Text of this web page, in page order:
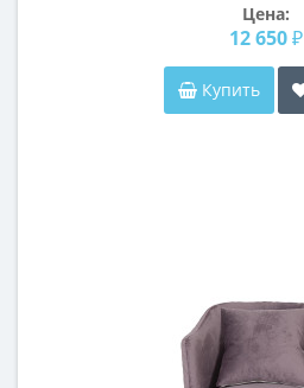
Цена:
12 650 ₽
Купить